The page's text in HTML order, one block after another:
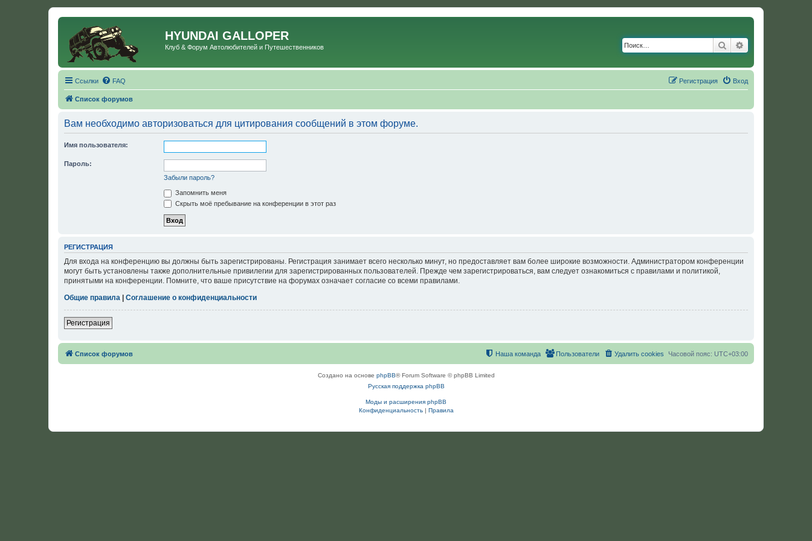
HYUNDAI GALLOPER
Клуб & Форум Автолюбителей и Путешественников Поиск
Ссылки FAQ Вход
Регистрация
Список форумов
Вам необходимо авторизоваться для цитирования сообщений в этом форуме.
Имя пользователя:
Пароль:
Забыли пароль?
Запомнить меня
Скрыть моё пребывание на конференции в этот раз
РЕГИСТРАЦИЯ
Для входа на конференцию вы должны быть зарегистрированы. Регистрация занимает всего несколько минут, но предоставляет вам более широкие возможности. Администратором конференции
могут быть установлены также дополнительные привилегии для зарегистрированных пользователей. Прежде чем зарегистрироваться, вам следует ознакомиться с правилами и политикой,
принятыми на конференции. Помните, что ваше присутствие на форумах означает согласие со всеми правилами.
Общие правила | Соглашение о конфиденциальности
Регистрация
Список форумов Часовой пояс: UTC+03:00
Удалить cookies
Пользователи
Наша команда
Создано на основе phpBB® Forum Software © phpBB Limited
Русская поддержка phpBB
Моды и расширения phpBB
Конфиденциальность| Правила